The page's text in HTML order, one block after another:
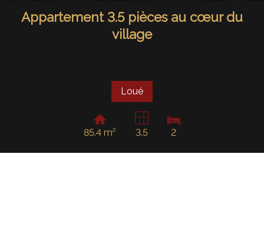
Appartement 3.5 pièces au cœur du
village
Loué
85.4 m² 3.5 2